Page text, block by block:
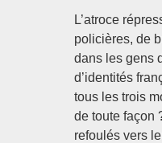
L’atroce
policières, de
dans les gens
d’identités
tous les trois
de toute façon
refoulés vers